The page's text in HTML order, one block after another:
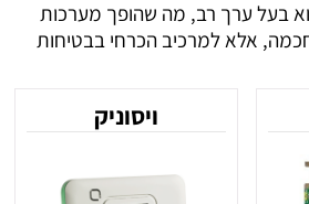
בעל ערך רב, מה שהופך מערכות
אלא למרכיב הכרחי בבטיחות
ויסוניק